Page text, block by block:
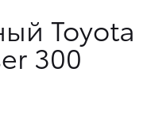
Toyota
300